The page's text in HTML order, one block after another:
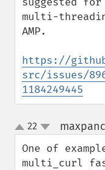
multi-
AMP.
https://
src/issues/
1184249445
up
down
22
One of
multi_curl